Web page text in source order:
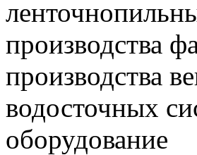
производства
производства
водосточных
оборудование